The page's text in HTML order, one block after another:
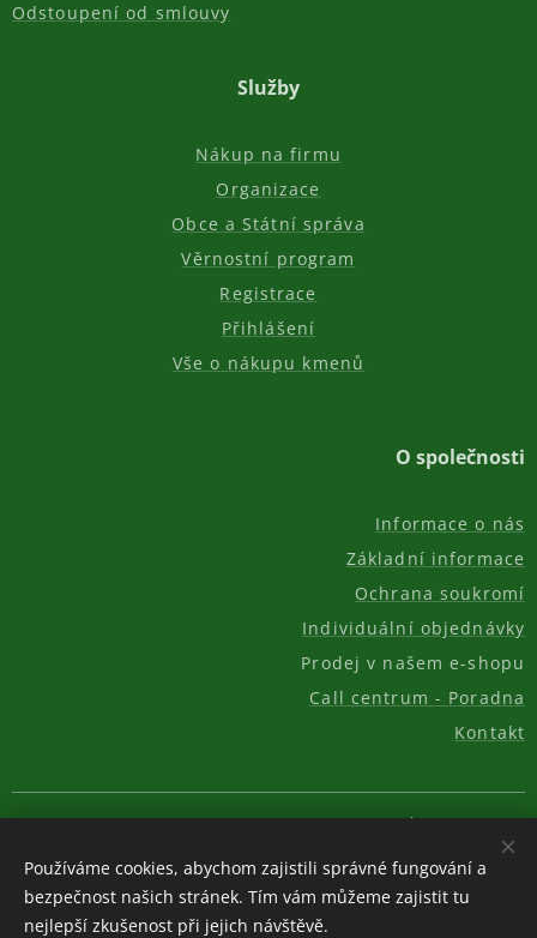
Odstoupení od smlouvy
Služby
Nákup na firmu
Organizace
Obce a Státní správa
Věrnostní program
Registrace
Přihlášení
Vše o nákupu kmenů
O společnosti
Informace o nás
Základní informace
Ochrana soukromí
Individuální objednávky
Prodej v našem e-shopu
Call centrum - Poradna
Kontakt
© 2011-2026, AKC REAL GROUP s.r.o. Cookies
Měna
CZK Kč
EUR € USD $
Používáme cookies, abychom zajistili správné fungování a
bezpečnost našich stránek. Tím vám můžeme zajistit tu
nejlepší zkušenost při jejich návštěvě.